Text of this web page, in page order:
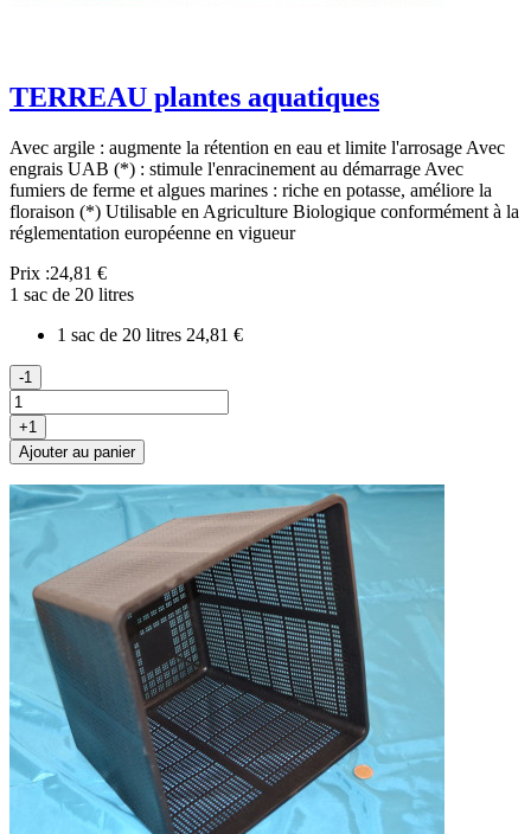
TERREAU plantes aquatiques
Avec argile : augmente la rétention en eau et limite l'arrosage Avec
engrais UAB (*) : stimule l'enracinement au démarrage Avec
fumiers de ferme et algues marines : riche en potasse, améliore la
floraison (*) Utilisable en Agriculture Biologique conformément à la
réglementation européenne en vigueur
Prix :24,81 €
1 sac de 20 litres
1 sac de 20 litres 24,81 €
-1
+1
Ajouter au panier